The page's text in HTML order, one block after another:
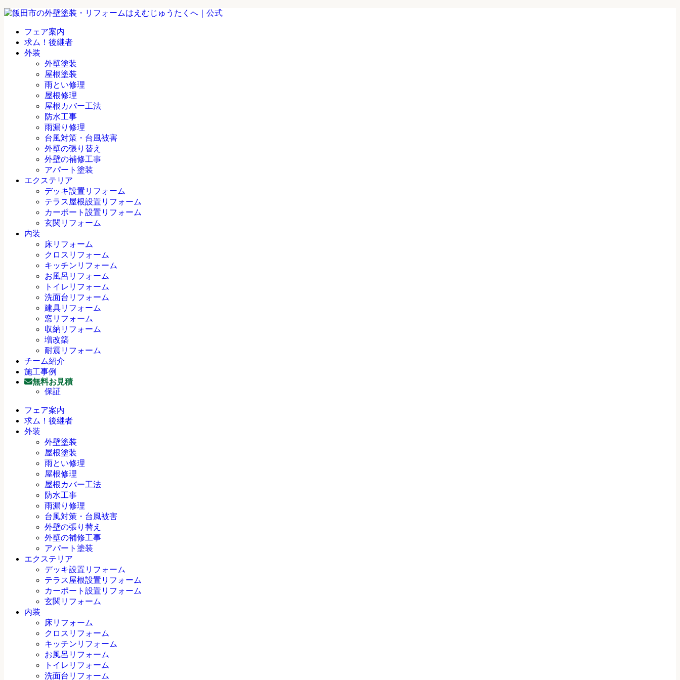
フェア案内
求ム！後継者
外装
外壁塗装
屋根塗装
雨とい修理
屋根修理
屋根カバー工法
防水工事
雨漏り修理
台風対策・台風被害
外壁の張り替え
外壁の補修工事
アパート塗装
エクステリア
デッキ設置リフォーム
テラス屋根設置リフォーム
カーポート設置リフォーム
玄関リフォーム
内装
床リフォーム
クロスリフォーム
キッチンリフォーム
お風呂リフォーム
トイレリフォーム
洗面台リフォーム
建具リフォーム
窓リフォーム
収納リフォーム
増改築
耐震リフォーム
チーム紹介
施工事例
無料お見積
保証
フェア案内
求ム！後継者
外装
外壁塗装
屋根塗装
雨とい修理
屋根修理
屋根カバー工法
防水工事
雨漏り修理
台風対策・台風被害
外壁の張り替え
外壁の補修工事
アパート塗装
エクステリア
デッキ設置リフォーム
テラス屋根設置リフォーム
カーポート設置リフォーム
玄関リフォーム
内装
床リフォーム
クロスリフォーム
キッチンリフォーム
お風呂リフォーム
トイレリフォーム
洗面台リフォーム